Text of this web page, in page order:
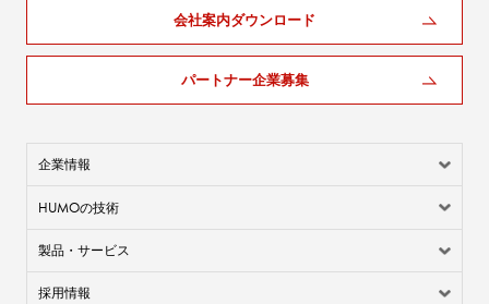
会社案内ダウンロード
パートナー企業募集
企業情報
HUMOの技術
製品・サービス
採用情報